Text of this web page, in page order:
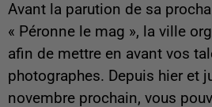
Avant la parution de sa
« Péronne le mag », la ville
afin de mettre en avant vos
photographes. Depuis hier et
novembre prochain, vous